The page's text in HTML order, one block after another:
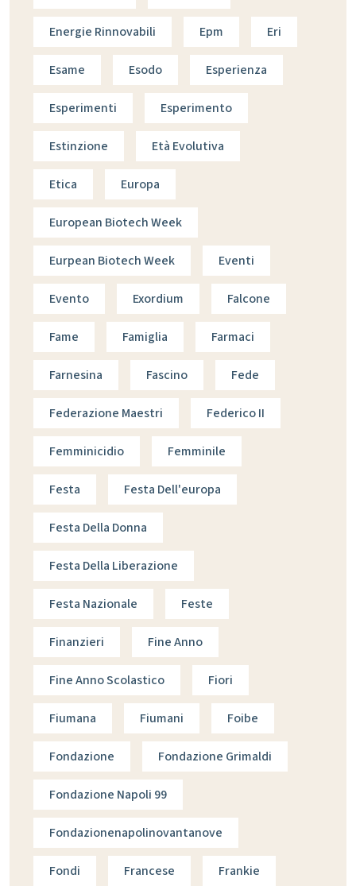
Energie Rinnovabili Epm Eri
Esame Esodo Esperienza
Esperimenti Esperimento
Estinzione Età Evolutiva
Etica Europa
European Biotech Week
Eurpean Biotech Week Eventi
Evento Exordium Falcone
Fame Famiglia Farmaci
Farnesina Fascino Fede
Federazione Maestri Federico II
Femminicidio Femminile
Festa Festa Dell'europa
Festa Della Donna
Festa Della Liberazione
Festa Nazionale Feste
Finanzieri Fine Anno
Fine Anno Scolastico Fiori
Fiumana Fiumani Foibe
Fondazione Fondazione Grimaldi
Fondazione Napoli 99
Fondazionenapolinovantanove
Fondi Francese Frankie